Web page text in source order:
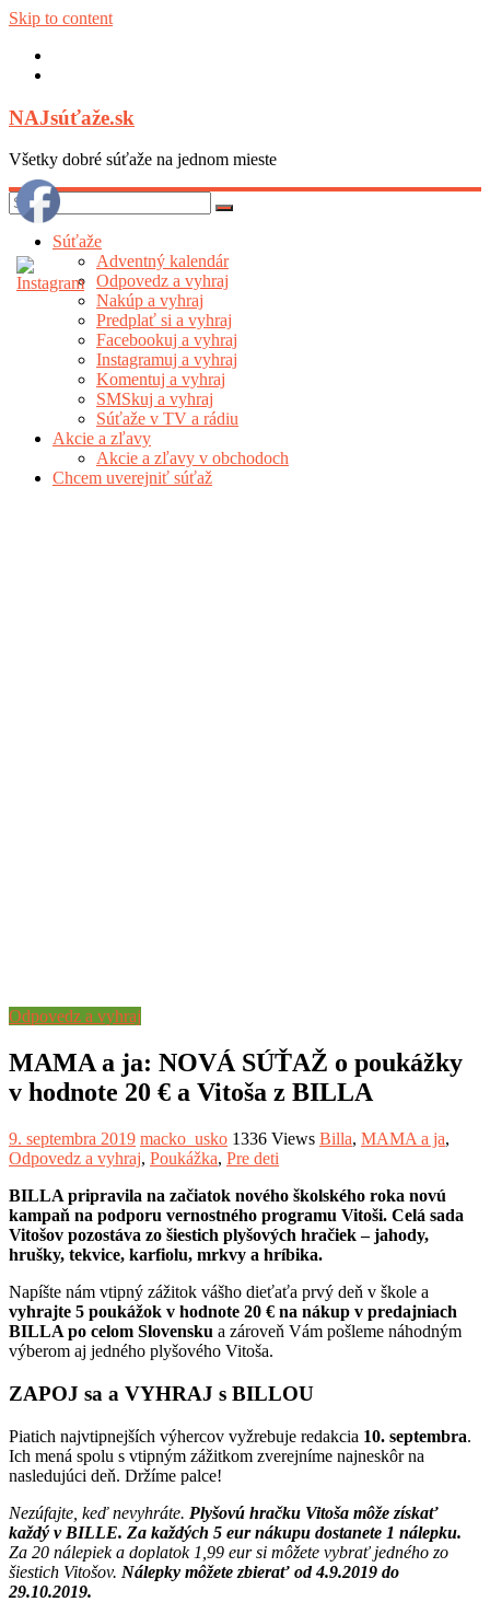
Skip to content
NAJsúťaže.sk
Všetky dobré súťaže na jednom mieste
Súťaže
Adventný kalendár
Odpovedz a vyhraj
Nakúp a vyhraj
Predplať si a vyhraj
Facebookuj a vyhraj
Instagramuj a vyhraj
Komentuj a vyhraj
SMSkuj a vyhraj
Súťaže v TV a rádiu
Akcie a zľavy
Akcie a zľavy v obchodoch
Chcem uverejniť súťaž
Odpovedz a vyhraj
MAMA a ja: NOVÁ SÚŤAŽ o poukážky
v hodnote 20 € a Vitoša z BILLA
9. septembra 2019 macko_usko 1336 Views Billa, MAMA a ja,
Odpovedz a vyhraj, Poukážka, Pre deti
BILLA pripravila na začiatok nového školského roka novú
kampaň na podporu vernostného programu Vitoši. Celá sada
Vitošov pozostáva zo šiestich plyšových hračiek – jahody,
hrušky, tekvice, karfiolu, mrkvy a hríbika.
Napíšte nám vtipný zážitok vášho dieťaťa prvý deň v škole a
vyhrajte 5 poukážok v hodnote 20 € na nákup v predajniach
BILLA po celom Slovensku a zároveň Vám pošleme náhodným
výberom aj jedného plyšového Vitoša.
ZAPOJ sa a VYHRAJ s BILLOU
Piatich najvtipnejších výhercov vyžrebuje redakcia 10. septembra.
Ich mená spolu s vtipným zážitkom zverejníme najneskôr na
nasledujúci deň. Držíme palce!
Nezúfajte, keď nevyhráte. Plyšovú hračku Vitoša môže získať
každý v BILLE. Za každých 5 eur nákupu dostanete 1 nálepku.
Za 20 nálepiek a doplatok 1,99 eur si môžete vybrať jedného zo
šiestich Vitošov. Nálepky môžete zbierať od 4.9.2019 do
29.10.2019.